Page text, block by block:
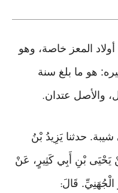
المعز خاصة، وهو
هو ما بلغ سنة
والأصل عتدان.
شيبة. حدثنا يَزِيدُ بْنُ
بْنِ أَبِي كَثِيرٍ، عَنْ
قَالَ: